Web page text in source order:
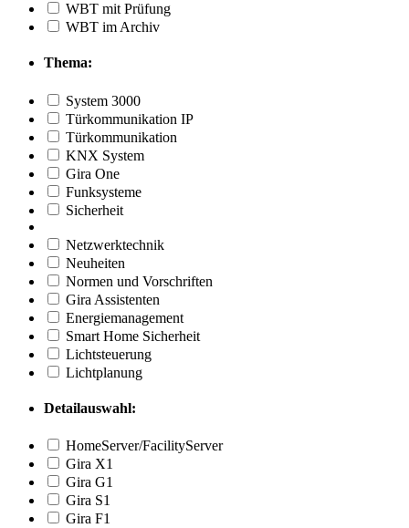
WBT mit Prüfung
WBT im Archiv
Thema:
System 3000
Türkommunikation IP
Türkommunikation
KNX System
Gira One
Funksysteme
Sicherheit
Netzwerktechnik
Neuheiten
Normen und Vorschriften
Gira Assistenten
Energiemanagement
Smart Home Sicherheit
Lichtsteuerung
Lichtplanung
Detailauswahl:
HomeServer/FacilityServer
Gira X1
Gira G1
Gira S1
Gira F1